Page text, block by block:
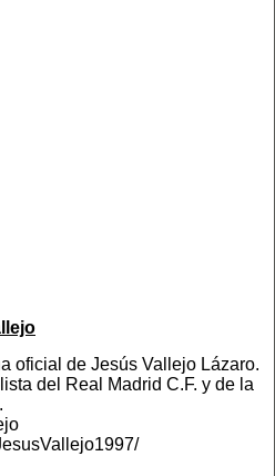
oficial de Jesús Vallejo Lázaro.
del Real Madrid C.F. y de la